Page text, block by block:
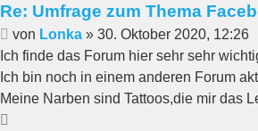
Re: Umfrage zum Thema
Beitrag
von Lonka » 30. Oktober 2020, 12:26
Ich finde das Forum hier sehr sehr
Ich bin noch in einem anderen Forum
Meine Narben sind Tattoos,die mir das